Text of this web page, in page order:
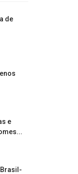
de
e